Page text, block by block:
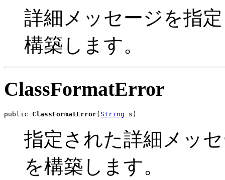
詳細メッセージを指
構築します。
ClassFormatError
public ClassFormatError( String s)
指定された詳細メッ
を構築します。